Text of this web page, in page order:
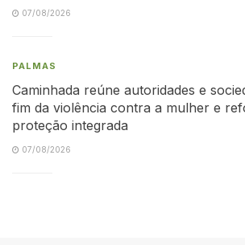
07/08/2026
PALMAS
Caminhada reúne autoridades e
fim da violência contra a mulher e
proteção integrada
07/08/2026